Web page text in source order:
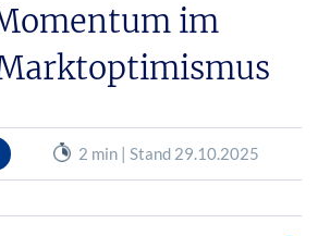
im
2 min | Stand 29.10.2025